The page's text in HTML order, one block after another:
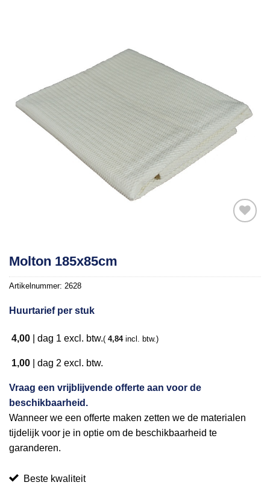
verlanglijst
Molton 185x85cm
Artikelnummer: 2628
Huurtarief per stuk
4,00 dag 1 excl. btw.( 4,84incl. btw.)
1,00 dag 2 excl. btw.
Vraag een vrijblijvende offerte aan voor de
beschikbaarheid.
Wanneer we een offerte maken zetten we de materialen
tijdelijk voor je in optie om de beschikbaarheid te
garanderen.
Beste kwaliteit